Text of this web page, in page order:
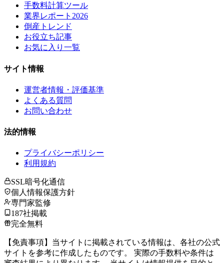
手数料計算ツール
業界レポート2026
倒産トレンド
お役立ち記事
お気に入り一覧
サイト情報
運営者情報・評価基準
よくある質問
お問い合わせ
法的情報
プライバシーポリシー
利用規約
SSL暗号化通信
個人情報保護方針
専門家監修
187社掲載
完全無料
【免責事項】当サイトに掲載されている情報は、各社の公式
サイトを参考に作成したものです。 実際の手数料や条件は